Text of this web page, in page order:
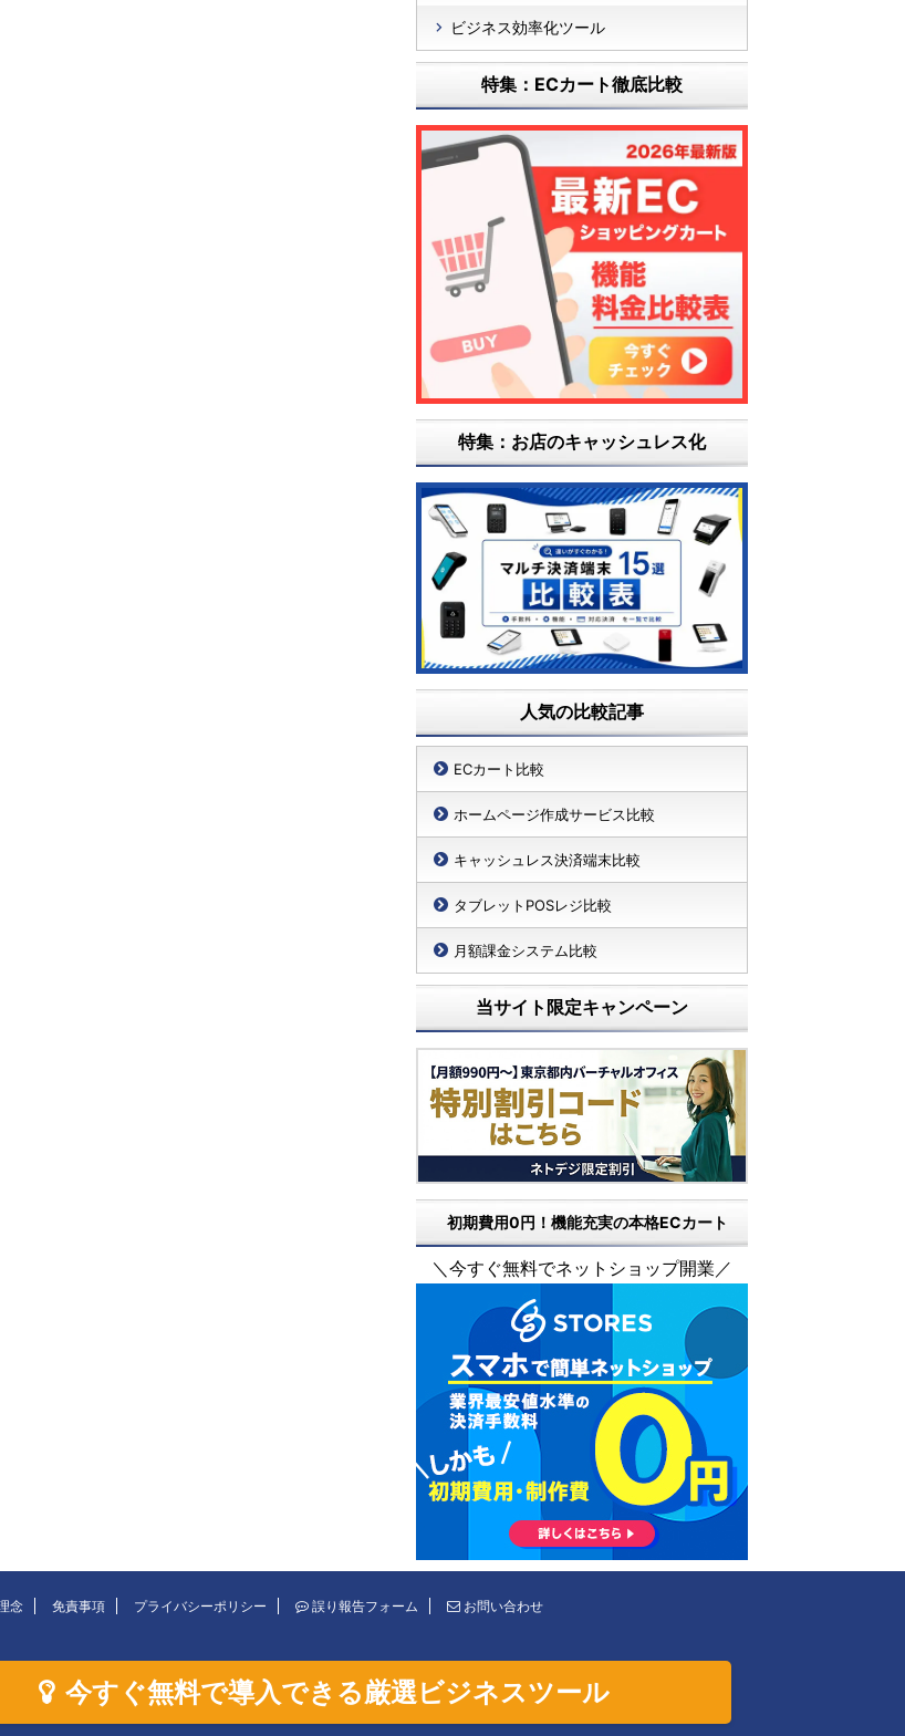
ビジネス効率化ツール
特集：ECカート徹底比較
特集：お店のキャッシュレス化
人気の比較記事
ECカート比較
ホームページ作成サービス比較
キャッシュレス決済端末比較
タブレットPOSレジ比較
月額課金システム比較
当サイト限定キャンペーン
初期費用0円！機能充実の本格ECカート
＼今すぐ無料でネットショップ開業／
念 免責事項 プライバシーポリシー 誤り報告フォーム お問い合わせ
今すぐ無料で導入できる厳選ビジネスツール